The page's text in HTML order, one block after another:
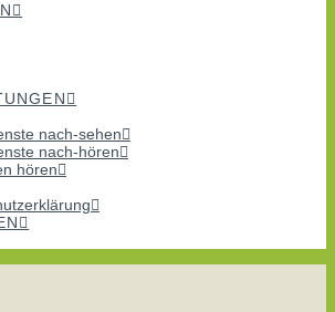
nach-sehen
nach-hören
hören